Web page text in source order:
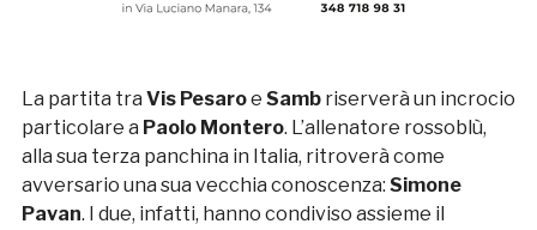
La partita tra Vis Pesaroe Sambriserverà un incrocio
particolare a Paolo Montero. L’allenatore rossoblù,
alla sua terza panchina in Italia, ritroverà come
avversario una sua vecchia conoscenza: Simone
Pavan. I due, infatti, hanno condiviso assieme il